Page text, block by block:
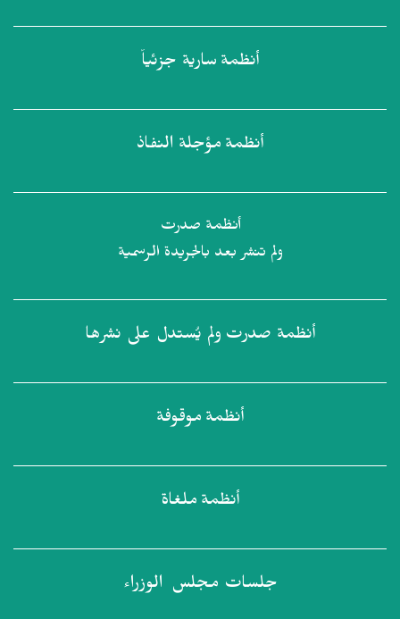
أنظمة سارية جزئياً
أنظمة مؤجلة النفاذ
أنظمة صدرت
ولم تنشر بعد بالجريدة الرسمية
أنظمة صدرت ولم يُستدل على نشرها
أنظمة موقوفة
أنظمة ملغاة
جلسات مجلس الوزراء